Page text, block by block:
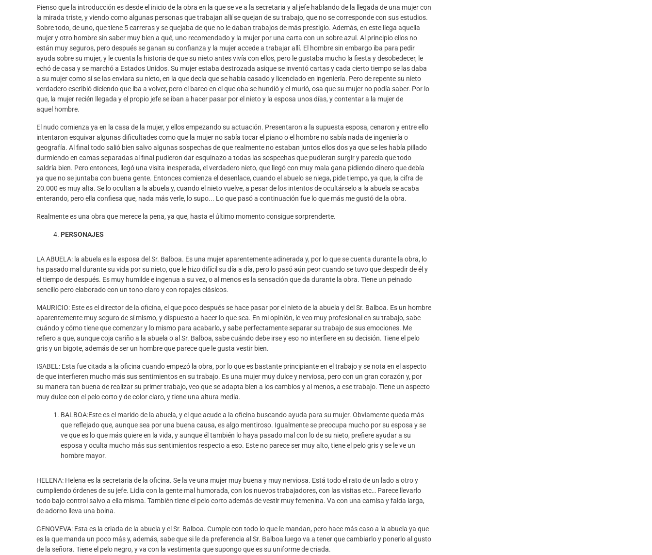
Pienso que la introducción es desde el inicio de la obra en la que se vea la secretaria y al jefe hablando de la llegada de una mujer con
la mirada triste, y viendo como algunas personas que trabajan allí se quejan de su trabajo, que no se corresponde con sus estudios.
Sobre todo, de uno, quetiene 5 carreras y se quejaba de que no le daban trabajos de más prestigio. Además, en este llega aquella
mujer y otro hombre sin saber muy bien a qué, uno recomendado y la mujer por una carta con un sobre azul. A principio ellos no
están muyseguros, pero después se ganan su confianza y la mujer accede a trabajar allí. El hombre sin embargo iba para pedir
ayuda sobre su mujer, y le cuenta la historia de que su nieto antes vivía con ellos, pero le gustaba mucho la fiesta y desobedecer, le
echó de casa y se marchó a Estados Unidos. Su mujer estaba destrozada asique se inventó cartas y cada cierto tiempo se las daba
a su mujer como si se las enviara su nieto, en la que decía que se había casado y licenciado en ingeniería. Pero de repente su nieto
verdaderoescribió diciendo que iba a volver, pero el barco en el que oba se hundió y el murió, osa que su mujer no podía saber. Por lo
que, la mujer recién llegada y el propio jefe se iban a hacer pasar por el nieto y la esposa unos días, y contentar a la mujer de
aque hombre.
El nudocomienza ya en la casa de la mujer, y ellos empezando su actuación. Presentaron a la supuesta esposa, cenaron y entre ello
intentaron esquivar algunas dificultades comoque la mujer no sabía tocar el pianoo el hombre no sabía nada de ingeniería o
geografía. Al final todo salió bien salvo algunas sospechas de que realmente no estaban juntos ellos dosya que se les había pillado
durmiendo en camas separadas al final pudieron dar esquinazo a todas las sospechas que pudieran surgir y parecía que todo
saldría bien. Pero entonces, llegó una visita inesperada, el verdadero nieto, que llegó con muy ma la gana pidiendo dinero que debía
ya que nose juntaba con buena gente. Entonces comienza el desenlace, cuando el abuelo se niega, pidetiempo, ya que, la cifra de
20.000 es muy alta. Se lo ocultan a la abuela y, cuando el nieto vuelve, a pesar de los intentos deocultárseloa la abuela se acaba
enterando, pero ella confiesa que, nada más verle, lo supo... Lo que pasó a continuación fue lo que más megustóde la obra.
Realmente es una obra que merece la pena, ya que, hasta el último momentoconsigue sorprenderte.
PERSONAJES
LA ABUELA: la abuela es la esposa del Sr. Balboa. Es una mujer aparentemente adinerada y, por lo que se cuenta durante la obra, lo
ha pasado mal durante su vida por su nieto, que le hizo difícil su día a día, pero lo pasó aún peor cuando se tuvo que despedir de él y
el tiempode después. Es muy humilde e ingenua a su vez, o al menos es la sensación que da durante la obra. Tiene un peinado
sencillo pero elaborado con un tono claro y con ropajes clásicos.
MAURICIO: Este es el director de la oficina, el que poco después se hace pasar por el nieto de la abuela ydel Sr. Balboa. Es un hombre
aparentemente muy seguro de sí mismo, y dispuesto a hacer lo que sea. En mi opinión, le veo muy profesional en su trabajo, sabe
cuándo ycómotiene que comenzar y lo mismo para acabarlo, y sabe perfectamente separar su trabajo de sus emociones. Me
refiero a que, aunque coja cariño a la abuela o al Sr. Balboa, sabe cuándo debe irse y eso no interfiere en su decisión. Tiene el pelo
gris y un bigote, además de ser un hombre que parece que le gusta vestir bien.
ISABEL: Esta fue citada a la oficina cuando empezó la obra, por lo que es bastante principianteen el trabajo y se nota en el aspecto
de que interfieren mucho más sus sentimientos en su trabajo. Es una mujer muy dulce y nerviosa, pero con un gran corazón y, por
su manera tan buena de realizar su primer trabajo, veo que se adapta bien a los cambios y al menos, a ese trabajo. Tiene un aspecto
muy dulce con el pelo corto y de color claro, y tiene una altura media.
BALBOA:Este es el marido de la abuela, y el que acude a la oficina buscando ayuda para su mujer. Obviamente queda más
que reflejado que, aunque sea por una buena causa, es algo mentiroso. Igualmente se preocupa mucho por su esposa y se
ve que es lo que más quiere en la vida, y aunque él también lo haya pasado mal con lo de su nieto, prefiere ayudar a su
esposa y oculta mucho más sus sentimientos respecto a eso. Este no parece ser muy alto, tiene el pelo gris y se le ve un
hombre mayor.
HELENA: Helena es la secretaria de la oficina. Se la ve una mujer muy buena y muy nerviosa. Está todo el rato de un lado a otro y
cumpliendo órdenes de su jefe. Lidia con la gente mal humorada, con los nuevos trabajadores, con las visitas etc… Parece llevarlo
todo bajo control salvo a ella misma. También tiene el pelo corto además de vestir muy femenina. Va con una camisa y falda larga,
de adorno lleva una boina.
GENOVEVA: Esta es la criada de la abuela y el Sr. Balboa. Cumple con todo lo que le mandan, pero hace más caso a la abuela ya que
es la que manda un poco más y, además, sabe que si le da preferencia al Sr. Balboa luego va a tenerque cambiarlo y ponerlo al gusto
de la señora. Tiene el pelo negro, y va con la vestimenta que supongo que es su uniforme de criada.